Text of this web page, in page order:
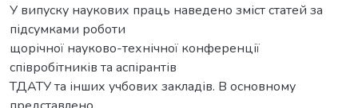
У випуску наукових праць наведено зміст статей за
підсумками роботи
щорічної науково-технічної конференції
співробітників та аспірантів
ТДАТУ та інших учбових закладів. В основному